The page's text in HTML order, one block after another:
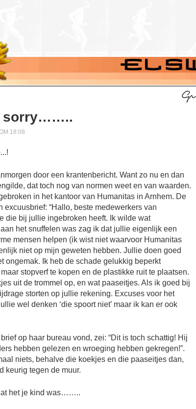
sorry……..
18:08
door een krantenbericht. Want zo nu en dan
dat toch nog van normen weet en van waarden.
in het kantoor van Humanitas in Arnhem. De
excuusbrief: “Hallo, beste medewerkers van
die bij jullie ingebroken heeft. Ik wilde wat
het snuffelen was zag ik dat jullie eigenlijk een
mensen helpen (ik wist niet waarvoor Humanitas
niet op mijn geweten hebben. Jullie doen goed
ongemak. Ik heb de schade gelukkig beperkt
stopverf te kopen en de plastikke ruit te plaatsen.
uit de trommel op, en wat paaseitjes. Als ik goed bij
storten op jullie rekening. Excuses voor het
wel denken ‘die spoort niet’ maar ik kan er ook
op haar bureau vond, zei: “Dit is toch schattig! Hij
hebben gelezen en wroeging hebben gekregen!”.
niets, behalve die koekjes en die paaseitjes dan,
keurig tegen de muur.
het je kind was……..